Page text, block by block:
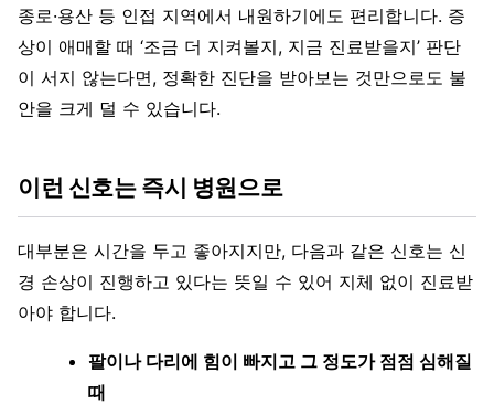
종로·용산 등 인접 지역에서 내원하기에도 편리합니다. 증
상이 애매할 때 ‘조금 더 지켜볼지, 지금 진료받을지’ 판단
이 서지 않는다면, 정확한 진단을 받아보는 것만으로도 불
안을 크게 덜 수 있습니다.
이런 신호는 즉시 병원으로
대부분은 시간을 두고 좋아지지만, 다음과 같은 신호는 신
경 손상이 진행하고 있다는 뜻일 수 있어 지체 없이 진료받
아야 합니다.
팔이나 다리에 힘이 빠지고 그 정도가 점점 심해질
때